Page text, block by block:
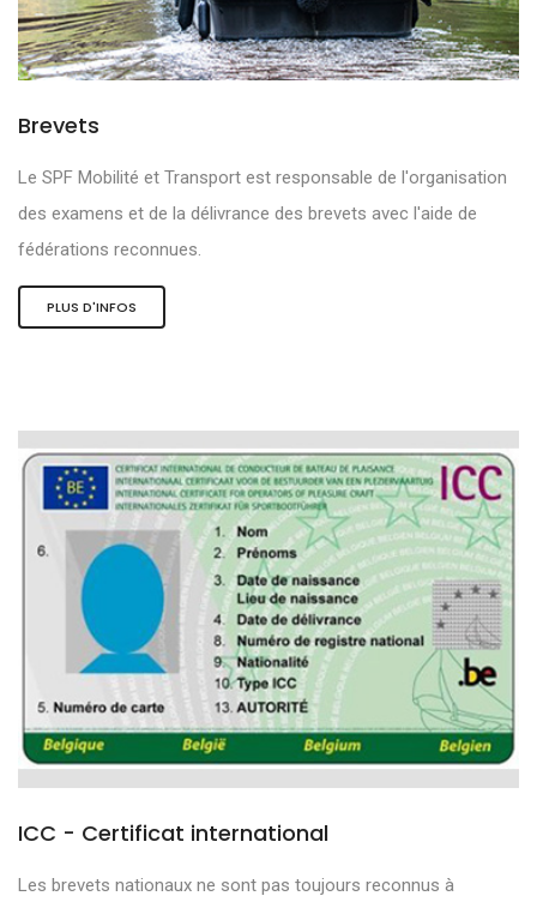
Brevets
Le SPF Mobilité et Transport est responsable de l'organisation
des examens et de la délivrance des brevets avec l'aide de
fédérations reconnues.
PLUS D'INFOS
ICC - Certificat international
Les brevets nationaux ne sont pas toujours reconnus à